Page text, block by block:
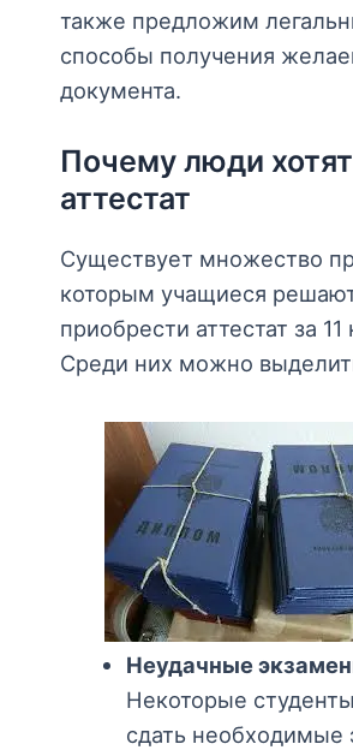
также предложим
способы получения
документа.
Почему люди
аттестат
Существует множество
которым учащиеся
приобрести аттестат за 11
Среди них можно
Неудачные
Некоторые
сдать необходимые